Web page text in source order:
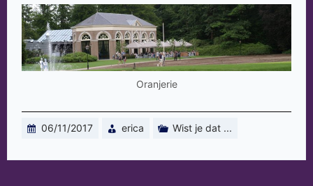
Oranjerie
06/11/2017 erica Wist je dat ...